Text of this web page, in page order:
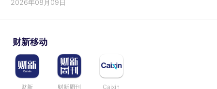
2026年08月09日
财新移动
财新 财新周刊 Caixin